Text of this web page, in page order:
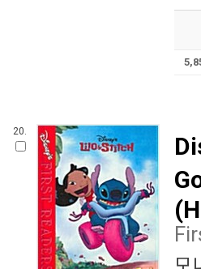
20.